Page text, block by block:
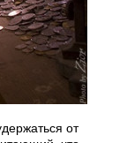
от